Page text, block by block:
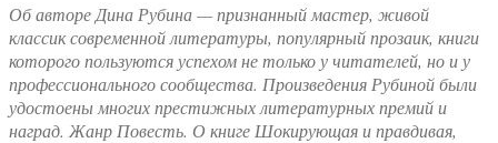
Об авторе Дина Рубина — признанный мастер, живой
классик современной литературы, популярный прозаик, книги
которого пользуются успехом не только у читателей, но и у
профессионального сообщества. Произведения Рубиной были
удостоены многих престижных литературных премий и
наград. Жанр Повесть. О книге Шокирующая и правдивая,